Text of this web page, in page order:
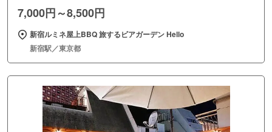
7,000円～8,500円
新宿ルミネ屋上BBQ 旅するビアガーデン Hello
新宿駅／東京都